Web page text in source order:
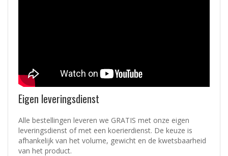
Eigen leveringsdienst
Alle bestellingen leveren we GRATIS met onze eigen
leveringsdienst of met een koerierdienst. De keuze is
afhankelijk van het volume, gewicht en de kwetsbaarheid
van het product.